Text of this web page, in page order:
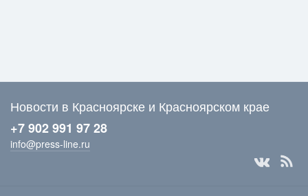
Новости в Красноярске и Красноярском крае
+7 902 991 97 28
info@press-line.ru